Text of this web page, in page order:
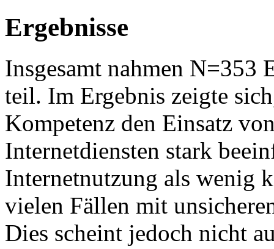
Ergebnisse
Insgesamt nahmen N=353
teil. Im Ergebnis zeigte
Kompetenz den Einsatz
Internetdiensten stark
Internetnutzung als wenig
vielen Fällen mit
Dies scheint jedoch nicht